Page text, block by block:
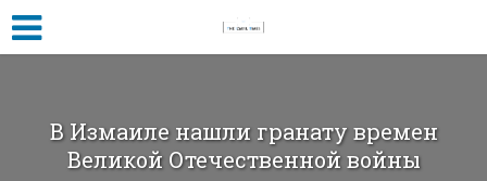
В Измаиле нашли гранату времен
Великой Отечественной войны